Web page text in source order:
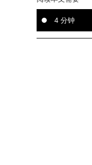
4 分钟